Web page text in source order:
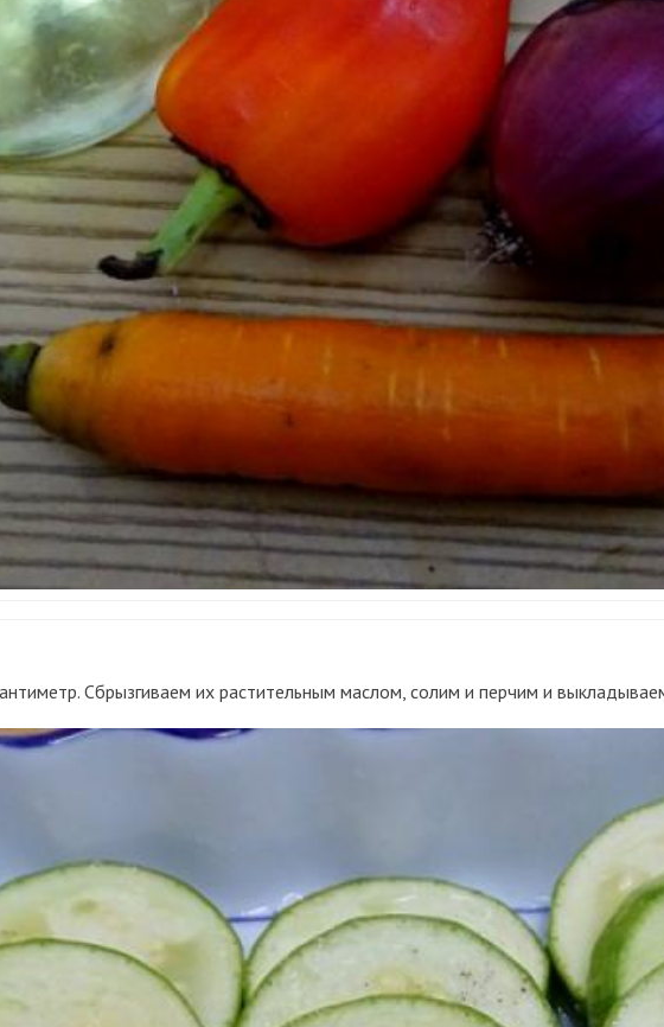
Сбрызгиваем их растительным маслом, солим и перчим и